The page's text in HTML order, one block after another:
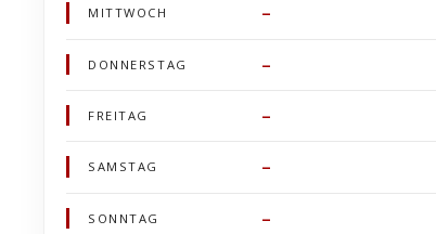
MITTWOCH –
DONNERSTAG –
FREITAG –
SAMSTAG –
SONNTAG –